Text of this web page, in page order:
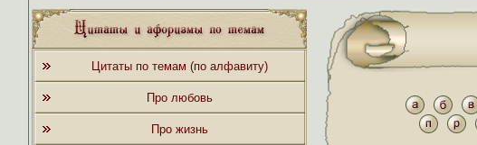
Цитаты по темам (по алфавиту)
Про любовь
Про жизнь